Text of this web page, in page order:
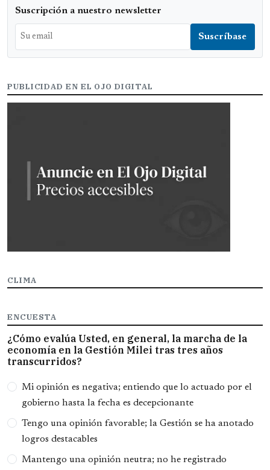
Suscripción a nuestro newsletter
PUBLICIDAD EN EL OJO DIGITAL
CLIMA
ENCUESTA
¿Cómo evalúa Usted, en general, la marcha de la
economía en la Gestión Milei tras tres años
transcurridos?
Opciones
Mi opinión es negativa; entiendo que lo actuado por el
gobierno hasta la fecha es decepcionante
Tengo una opinión favorable; la Gestión se ha anotado
logros destacables
Mantengo una opinión neutra; no he registrado